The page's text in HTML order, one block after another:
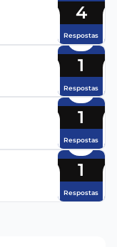
4
Respostas
1
Respostas
1
Respostas
1
Respostas